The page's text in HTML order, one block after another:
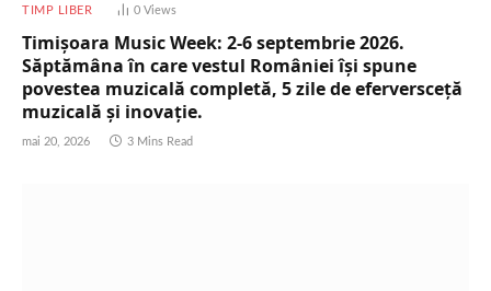
TIMP LIBER 0 Views
Timișoara Music Week: 2-6 septembrie 2026.
Săptămâna în care vestul României își spune
povestea muzicală completă, 5 zile de eferversceță
muzicală și inovație.
mai 20, 2026 3 Mins Read